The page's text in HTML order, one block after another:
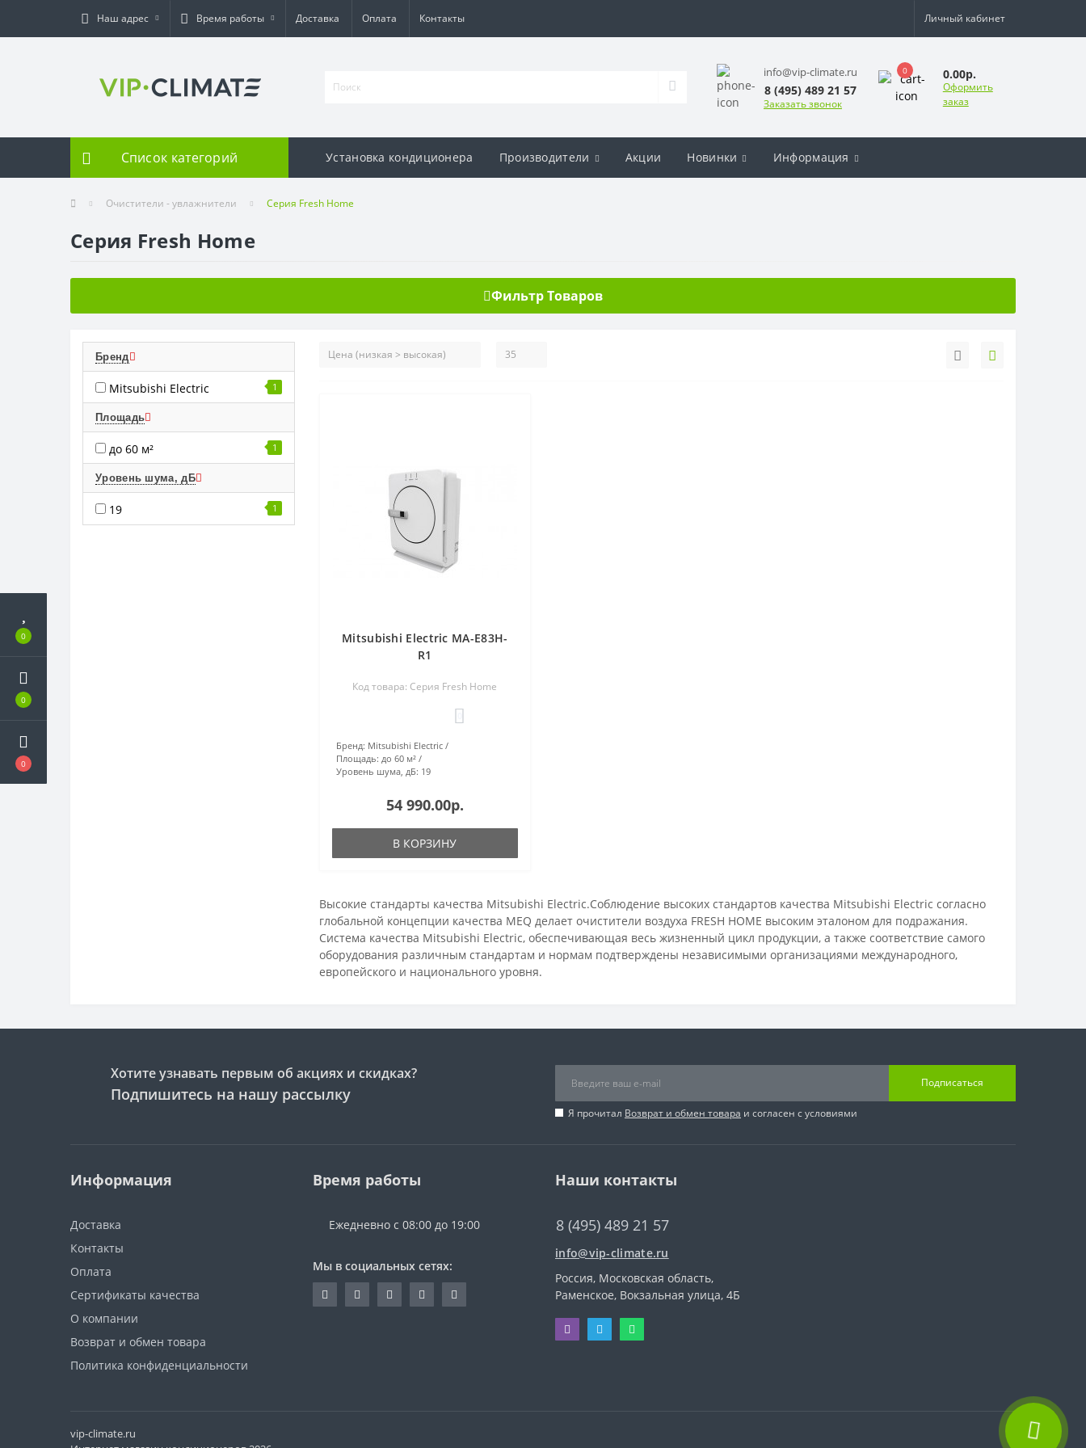
0
0
0
Наш адрес Время работы Доставка Оплата Контакты Личный кабинет
info@vip-climate.ru
8 (495) 489 21 57
Заказать звонок
0 0.00р.
Оформить
заказ
Список категорий Установка кондиционера Производители Акции Новинки Информация
Очистители - увлажнители Серия Fresh Home
Серия Fresh Home
Фильтр Товаров
Бренд
Mitsubishi Electric 1
Площадь
до 60 м² 1
Уровень шума, дБ
19 1
Mitsubishi Electric MA-E83H-
R1
Код товара: Серия Fresh Home
Бренд: Mitsubishi Electric
Площадь: до 60 м²
Уровень шума, дБ: 19
54 990.00р.
В КОРЗИНУ
Высокие стандарты качества Mitsubishi Electric.Соблюдение высоких стандартов качества Mitsubishi Electric согласно
глобальной концепции качества MEQ делает очистители воздуха FRESH HOME высоким эталоном для подражания.
Система качества Mitsubishi Electric, обеспечивающая весь жизненный цикл продукции, а также соответствие самого
оборудования различным стандартам и нормам подтверждены независимыми организациями международного,
европейского и национального уровня.
Хотите узнавать первым об акциях и скидках?
Подпишитесь на нашу рассылку
Подписаться
Я прочитал Возврат и обмен товара и согласен с условиями
Информация
Доставка
Контакты
Оплата
Сертификаты качества
О компании
Возврат и обмен товара
Политика конфиденциальности
Время работы
Ежедневно с 08:00 до 19:00
Мы в социальных сетях:
Наши контакты
8 (495) 489 21 57
info@vip-climate.ru
Россия, Московская область,
Раменское, Вокзальная улица, 4Б
vip-climate.ru